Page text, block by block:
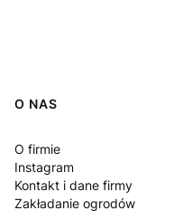
Linki w stopce
O NAS
O firmie
Instagram
Kontakt i dane firmy
Zakładanie ogrodów